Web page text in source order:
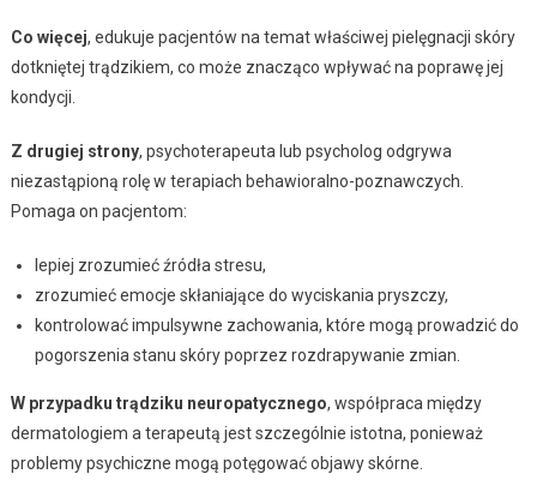
Co więcej, edukuje pacjentów na temat właściwej pielęgnacji skóry
dotkniętej trądzikiem, co może znacząco wpływać na poprawę jej
kondycji.
Z drugiej strony, psychoterapeuta lub psycholog odgrywa
niezastąpioną rolę w terapiach behawioralno-poznawczych.
Pomaga on pacjentom:
lepiej zrozumieć źródła stresu,
zrozumieć emocje skłaniające do wyciskania pryszczy,
kontrolować impulsywne zachowania, które mogą prowadzić do
pogorszenia stanu skóry poprzez rozdrapywanie zmian.
W przypadku trądziku neuropatycznego, współpraca między
dermatologiem a terapeutą jest szczególnie istotna, ponieważ
problemy psychiczne mogą potęgować objawy skórne.